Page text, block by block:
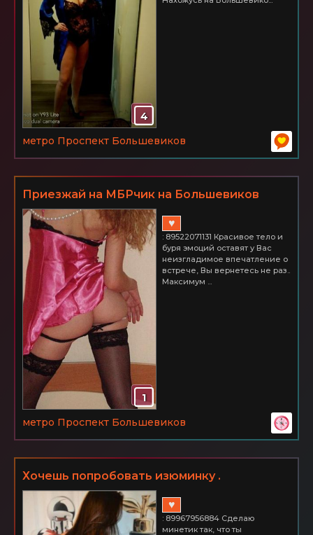
4
метро Проспект Большевиков
Приезжай на МБРчик на Большевиков
1
♥
: 89522071131 Красивое тело и
буря эмоций оставят у Вас
неизгладимое впечатление о
встрече, Вы вернетесь не раз..
Максимум ...
метро Проспект Большевиков
Хочешь попробовать изюминку .
Большевиков
♥
: 89967956884 Сделаю
минетик так, что ты